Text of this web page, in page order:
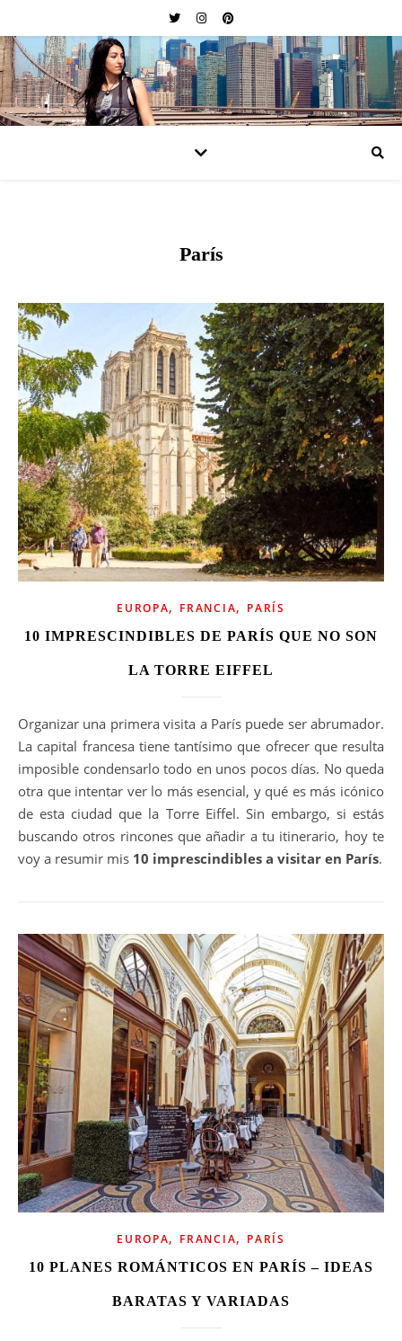
París
EUROPA, FRANCIA, PARÍS
10 IMPRESCINDIBLES DE PARÍS QUE NO SON
LA TORRE EIFFEL
Organizar una primera visita a París puede ser abrumador.
La capital francesa tiene tantísimo que ofrecer que resulta
imposible condensarlo todo en unos pocos días. No queda
otra que intentar ver lo más esencial, y qué es más icónico
de esta ciudad que la Torre Eiffel. Sin embargo, si estás
buscando otros rincones que añadir a tu itinerario, hoy te
voy a resumir mis 10 imprescindibles a visitar en París.
EUROPA, FRANCIA, PARÍS
10 PLANES ROMÁNTICOS EN PARÍS – IDEAS
BARATAS Y VARIADAS